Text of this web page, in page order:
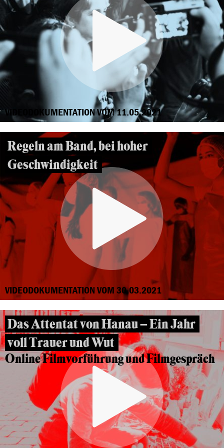
VIDEODOKUMENTATION VOM 11.05.2021
Regeln am Band, bei hoher
Geschwindigkeit
VIDEODOKUMENTATION VOM 30.03.2021
Das Attentat von Hanau – Ein Jahr
voll Trauer und Wut
Online Filmvorführung und Filmgespräch